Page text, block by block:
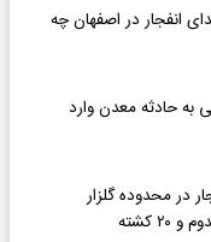
انفجار در اصفهان چه
به حادثه معدن وارد
در محدوده گلزار